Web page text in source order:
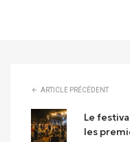
ARTICLE PRÉCÉDENT
Le
les